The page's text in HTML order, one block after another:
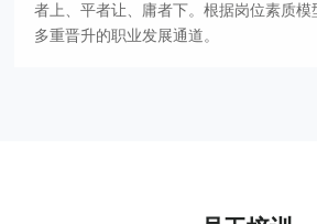
者上、平者让、庸者下。根据岗位素质模
多重晋升的职业发展通道。